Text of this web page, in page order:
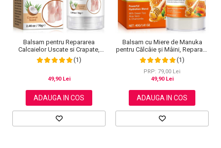
Balsam pentru Repararea
Calcaielor Uscate si Crapate,
Ingrediente 100% Naturale,
Aroma de Cocos, Aliver 70 g
(1)
49,90 Lei
ADAUGA IN COS
Balsam cu Miere de Manuka
pentru Călcâie și Mâini, Reparare
Intensivă, 40 g
(1)
PRP: 79,00 Lei
49,90 Lei
ADAUGA IN COS